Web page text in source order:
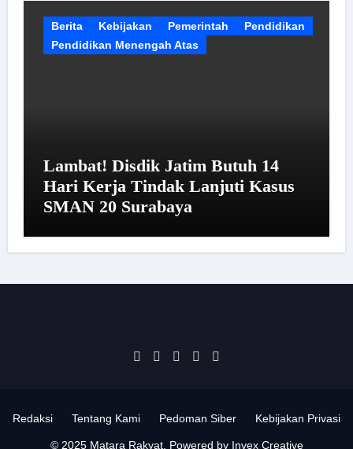
Berita Kebijakan Pemerintah
Pendidikan
Pendidikan Menengah Atas
Lambat! Disdik Jatim Butuh 14
Hari Kerja Tindak Lanjuti Kasus
SMAN 20 Surabaya
Redaksi Tentang Kami Pedoman Siber Kebijakan Privasi
© 2025 Matara Rakyat. Powered by Invex Creative